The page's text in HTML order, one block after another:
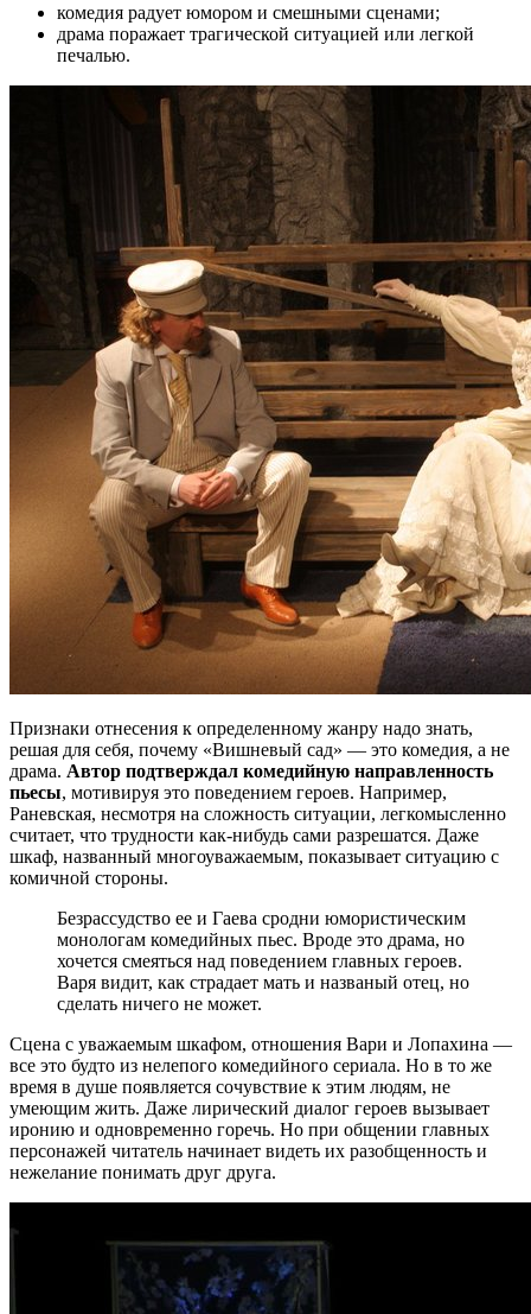
комедия радует юмором и смешными сценами;
драма поражает трагической ситуацией или легкой
печалью.
Признаки отнесения к определенному жанру надо знать,
решая для себя, почему «Вишневый сад» — это комедия, а не
драма. Автор подтверждал комедийную направленность
пьесы, мотивируя это поведением героев. Например,
Раневская, несмотря на сложность ситуации, легкомысленно
считает, что трудности как-нибудь сами разрешатся. Даже
шкаф, названный многоуважаемым, показывает ситуацию с
комичной стороны.
Безрассудство ее и Гаева сродни юмористическим
монологам комедийных пьес. Вроде это драма, но
хочется смеяться над поведением главных героев.
Варя видит, как страдает мать и названый отец, но
сделать ничего не может.
Сцена с уважаемым шкафом, отношения Вари и Лопахина —
все это будто из нелепого комедийного сериала. Но в то же
время в душе появляется сочувствие к этим людям, не
умеющим жить. Даже лирический диалог героев вызывает
иронию и одновременно горечь. Но при общении главных
персонажей читатель начинает видеть их разобщенность и
нежелание понимать друг друга.